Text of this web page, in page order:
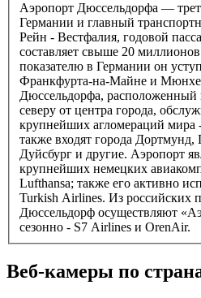
Аэропорт Дюссельдорфа —
Германии и главный
Рейн - Вестфалия, годовой
составляет свыше 20
показателю в Германии он
Франкфурта-на-Майне и
Дюссельдорфа, расположенный
северу от центра города,
крупнейших агломераций мира
также входят города Дортмунд,
Дуйсбург и другие. Аэропорт
крупнейших немецких
Lufthansa; также его активно
Turkish Airlines. Из российских
Дюссельдорф осуществляют
сезонно - S7 Airlines и OrenAir.
Веб-камеры по